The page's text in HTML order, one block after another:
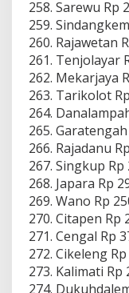
Sarewu Rp
Rajawetan
Tenjolayar
Mekarjaya
Tarikolot
Rajadanu
Singkup Rp
Japara Rp
Wano Rp
Citapen Rp
Cengal Rp
Cikeleng
Kalimati Rp